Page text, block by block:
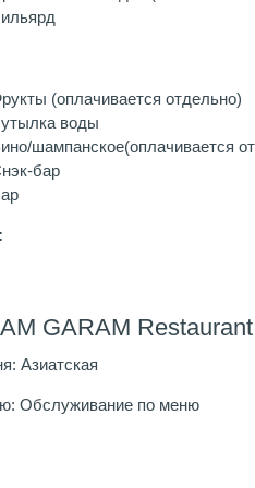
(оплачивается отдельно)
воды
шампанское(оплачивается
бар
GARAM Restaurant
Азиатская
Обслуживание по меню